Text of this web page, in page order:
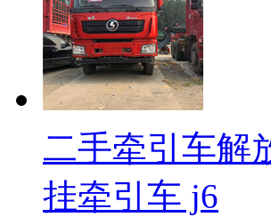
二手牵引车解
挂牵引车 j6